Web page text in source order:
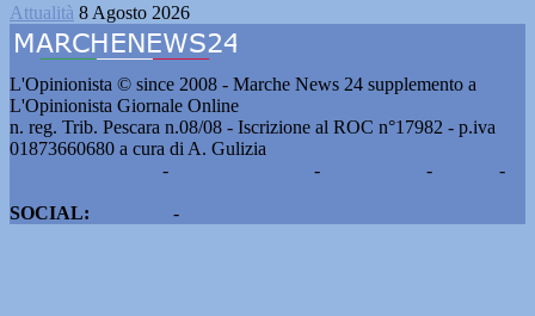
Attualità 8 Agosto 2026
L'Opinionista © since 2008 - Marche News 24 supplemento a
L'Opinionista Giornale Online
n. reg. Trib. Pescara n.08/08 - Iscrizione al ROC n°17982 - p.iva
01873660680 a cura di A. Gulizia
- - -
-
SOCIAL:
-